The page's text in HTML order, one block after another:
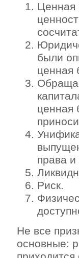
Ценная
были
ценная
ценная
права и
Риск.
Не все
основные: